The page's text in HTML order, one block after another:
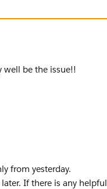
well be the issue!!
from yesterday.
If there is any helpful